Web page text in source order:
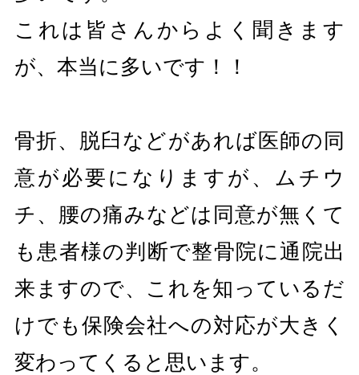
これは皆さんからよく聞きます
が、本当に多いです！！
骨折、脱臼などがあれば医師の同
意が必要になりますが、ムチウ
チ、腰の痛みなどは同意が無くて
も患者様の判断で整骨院に通院出
来ますので、これを知っているだ
けでも保険会社への対応が大きく
変わってくると思います。